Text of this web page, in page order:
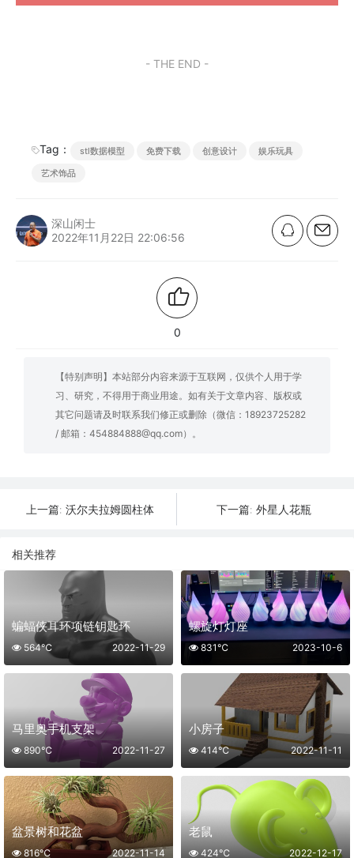
- THE END -
Tag： stl数据模型 免费下载 创意设计
娱乐玩具
艺术饰品
深山闲士
2022年11月22日 22:06:56
0
【特别声明】本站部分内容来源于互联网，仅供个人用于学
习、研究，不得用于商业用途。如有关于文章内容、版权或
其它问题请及时联系我们修正或删除（微信：18923725282
/ 邮箱：454884888@qq.com）。
上一篇: 沃尔夫拉姆圆柱体 下一篇: 外星人花瓶
相关推荐
蝙蝠侠耳环项链钥匙环
2022-11-29
564℃
螺旋灯灯座
2023-10-6
831℃
马里奥手机支架
2022-11-27
890℃
小房子
2022-11-11
414℃
盆景树和花盆
2022-11-14
816℃
老鼠
2022-12-17
424℃